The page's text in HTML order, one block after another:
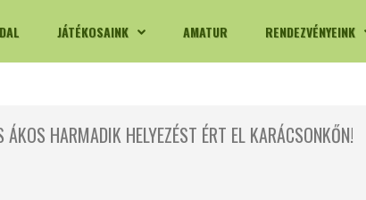
JÁTÉKOSAINK AMATUR RENDEZVÉNYEINK
ÁKOS HARMADIK HELYEZÉST ÉRT EL KARÁCSONKŐN!